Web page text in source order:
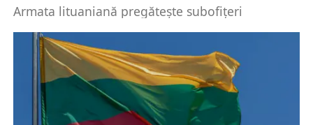
Armata lituaniană pregătește subofițeri
direct de pe front...